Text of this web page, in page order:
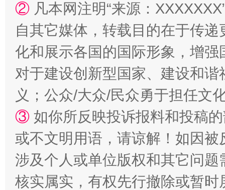
网上购药对药下症？
这是一记警钟！ 谢
② 凡本网注明“来源：
自其它媒体，转载目的在于传
化和展示各国的国际形象，增
对于建设创新型国家、建设和
义；公众/大众/民众勇于担任文
③ 如你所反映投诉报料和投稿
或不文明用语，请谅解！如因
涉及个人或单位版权和其它问题
核实属实，有权先行撤除或暂